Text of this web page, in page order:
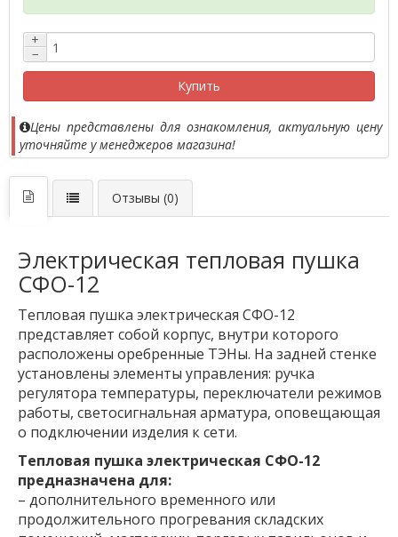
+
−
Купить
Цены представлены для ознакомления, актуальную цену
уточняйте у менеджеров магазина!
Отзывы (0)
Электрическая тепловая пушка
СФО-12
Тепловая пушка электрическая СФО-12
представляет собой корпус, внутри которого
расположены оребренные ТЭНы. На задней стенке
установлены элементы управления: ручка
регулятора температуры, переключатели режимов
работы, светосигнальная арматура, оповещающая
о подключении изделия к сети.
Тепловая пушка электрическая СФО-12
предназначена для:
– дополнительного временного или
продолжительного прогревания складских